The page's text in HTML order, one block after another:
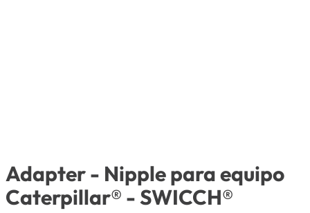
Adapter - Nipple para equipo
Caterpillar® - SWICCH®